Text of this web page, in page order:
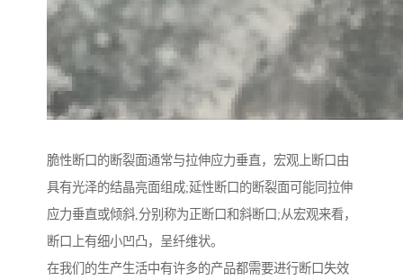
脆性断口的断裂面通常与拉伸应力垂直，宏观上断口由
具有光泽的结晶亮面组成;延性断口的断裂面可能同拉伸
应力垂直或倾斜,分别称为正断口和斜断口;从宏观来看，
断口上有细小凹凸，呈纤维状。
在我们的生产生活中有许多的产品都需要进行断口失效